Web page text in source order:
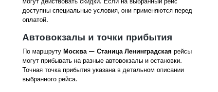
доступны специальные условия, они применяются перед
оплатой.
Автовокзалы и точки прибытия
По маршруту Москва — Станица Ленинградская рейсы
могут прибывать на разные автовокзалы и остановки.
Точная точка прибытия указана в детальном описании
выбранного рейса.